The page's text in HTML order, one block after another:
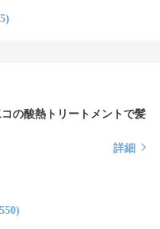
の酸熱トリートメントで髪
詳細